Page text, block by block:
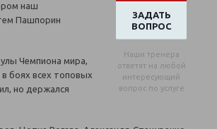
ЗАДАТЬ
ВОПРОС
Наши тренера
ответят на любой
интересующий
вопрос по услуге
наш
Пашпорин
Чемпиона мира,
в боях всех топовых
но держался